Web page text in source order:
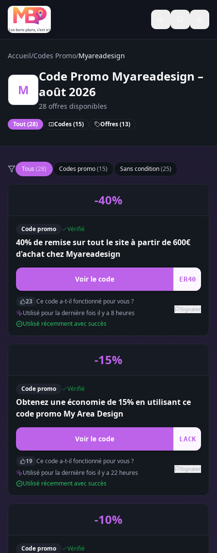
Basculer le
Accueil/Codes Promo/Myareadesign
M
Code Promo Myareadesign –
août 2026
28 offres disponibles
Tout (28) Codes (15) Offres (13)
Tous (28) Codes promo(15) Sans condition(25)
-40%
Code promo Vérifié
40% de remise sur tout le site à partir de 600€
d'achat chez Myareadesign
Voir le code ER40
23 Ce code a-t-il fonctionné pour vous ?
Utilisé pour la dernière fois il y a 8 heures
Utilisé récemment avec succès
Signaler
-15%
Code promo Vérifié
Obtenez une économie de 15% en utilisant ce
code promo My Area Design
Voir le code LACK
19 Ce code a-t-il fonctionné pour vous ?
Utilisé pour la dernière fois il y a 22 heures
Utilisé récemment avec succès
Signaler
-10%
Code promo Vérifié